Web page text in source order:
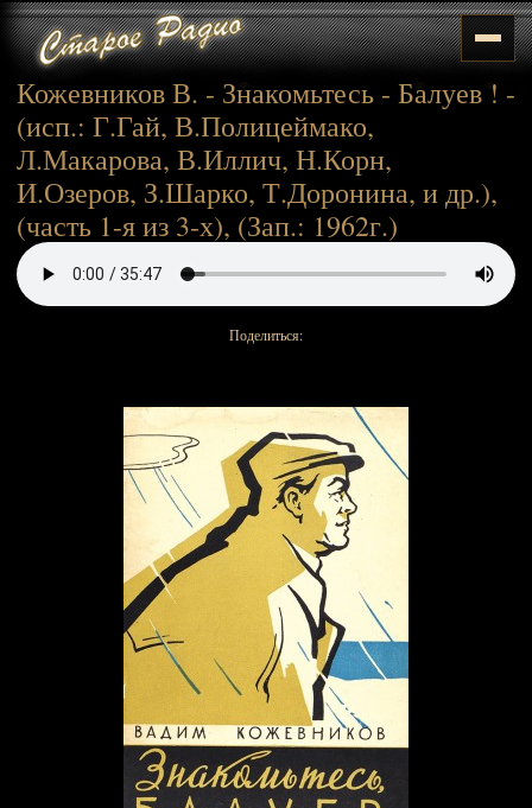
Кожевников В. - Знакомьтесь - Балуев ! -
(исп.: Г.Гай, В.Полицеймако,
Л.Макарова, В.Иллич, Н.Корн,
И.Озеров, З.Шарко, Т.Доронина, и др.),
(часть 1-я из 3-х), (Зап.: 1962г.)
Поделиться: